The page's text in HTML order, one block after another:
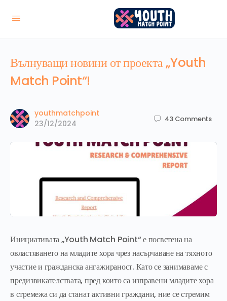
Вълнуващи новини от проекта „Youth
Match Point“!
youthmatchpoint
23/12/2024
43 Comments
Инициативата „Youth Match Point“ е посветена на
овластяването на младите хора чрез насърчаване на тяхното
участие и гражданска ангажираност. Като се занимаваме с
предизвикателствата, пред които са изправени младите хора
в стремежа си да станат активни граждани, ние се стремим